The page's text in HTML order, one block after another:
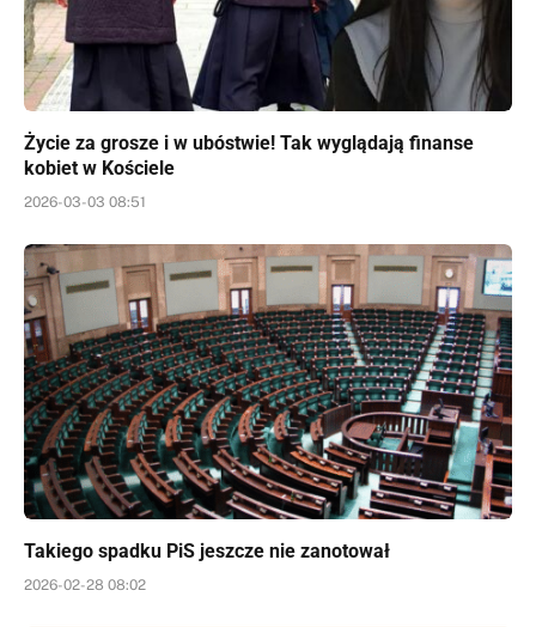
Życie za grosze i w ubóstwie! Tak wyglądają finanse
kobiet w Kościele
2026-03-03 08:51
Takiego spadku PiS jeszcze nie zanotował
2026-02-28 08:02